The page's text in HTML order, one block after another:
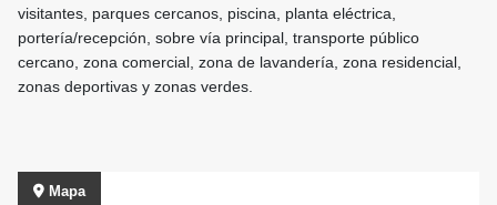
visitantes, parques cercanos, piscina, planta eléctrica,
portería/recepción, sobre vía principal, transporte público
cercano, zona comercial, zona de lavandería, zona residencial,
zonas deportivas y zonas verdes.
Mapa